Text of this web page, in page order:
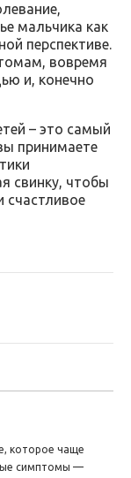
мальчика как
перспективе.
вовремя
и, конечно
– это самый
принимаете
свинку, чтобы
счастливое
которое чаще
симптомы —